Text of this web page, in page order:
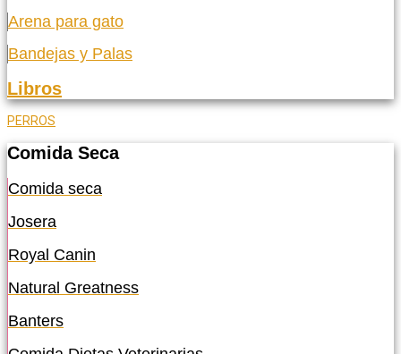
Arena para gato
Bandejas y Palas
Libros
PERROS
Comida Seca
Comida seca
Josera
Royal Canin
Natural Greatness
Banters